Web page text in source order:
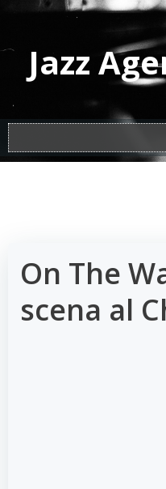
Jazz
On The
scena al